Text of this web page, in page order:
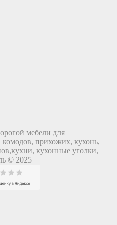
мебели для
прихожих, кухонь,
кухонные уголки,
© 2025